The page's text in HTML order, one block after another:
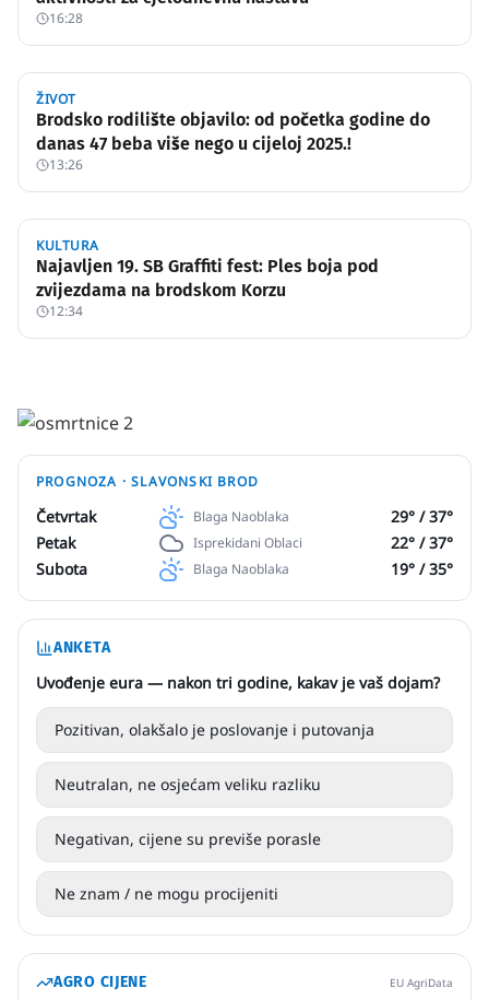
16:28
ŽIVOT
Brodsko rodilište objavilo: od početka godine do
danas 47 beba više nego u cijeloj 2025.!
13:26
KULTURA
Najavljen 19. SB Graffiti fest: Ples boja pod
zvijezdama na brodskom Korzu
12:34
PROGNOZA ·SLAVONSKI BROD
Četvrtak Blaga Naoblaka 29° /37°
Petak
Isprekidani Oblaci 22° /37°
Subota
Blaga Naoblaka 19° /35°
ANKETA
Uvođenje eura — nakon tri godine, kakav je vaš dojam?
Pozitivan, olakšalo je poslovanje i putovanja
Neutralan, ne osjećam veliku razliku
Negativan, cijene su previše porasle
Ne znam / ne mogu procijeniti
AGRO CIJENE EU AgriData